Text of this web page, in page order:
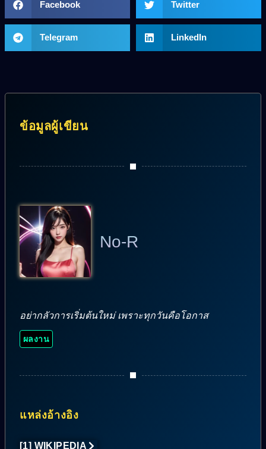
Facebook Twitter
Telegram LinkedIn
ข้อมูลผู้เขียน
No-R
อย่ากลัวการเริ่มต้นใหม่ เพราะทุกวันคือโอกาส
ผลงาน
แหล่งอ้างอิง
[1] WIKIPEDIA